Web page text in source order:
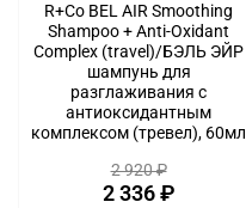
R+Co BEL AIR Smoothing
Shampoo + Anti-Oxidant
Complex (travel)/БЭЛЬ ЭЙР
шампунь для
разглаживания с
антиоксидантным
комплексом (тревел), 60мл
2 920 ₽
2 336 ₽